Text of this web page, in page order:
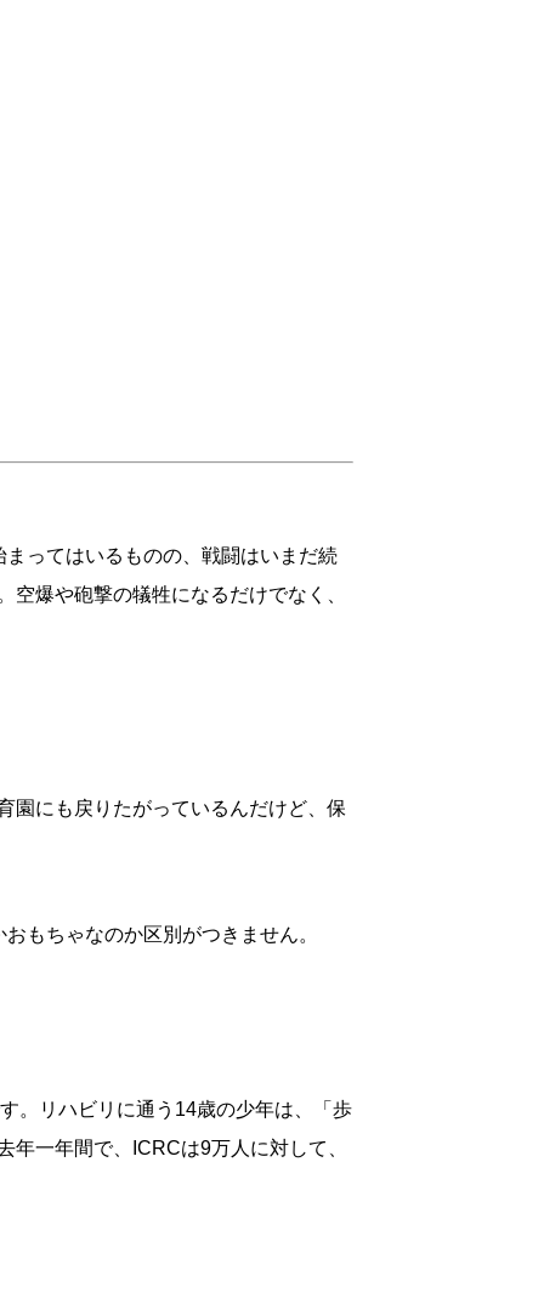
ってはいるものの、戦闘はいまだ続
爆や砲撃の犠牲になるだけでなく、
園にも戻りたがっているんだけど、保
もちゃなのか区別がつきません。
。リハビリに通う14歳の少年は、「歩
一年間で、ICRCは9万人に対して、